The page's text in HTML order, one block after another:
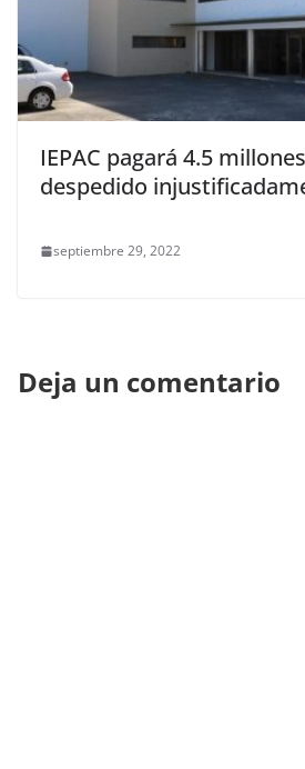
IEPAC pagará 4.5
despedido
septiembre 29, 2022
Deja un comentario